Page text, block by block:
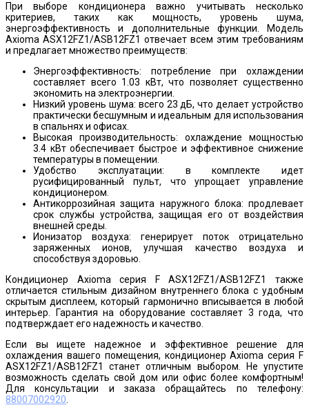
При выборе кондиционера важно учитывать несколько
критериев, таких как мощность, уровень шума,
энергоэффективность и дополнительные функции. Модель
Axioma ASX12FZ1/ASB12FZ1 отвечает всем этим требованиям
и предлагает множество преимуществ:
Энергоэффективность: потребление при охлаждении
составляет всего 1.03 кВт, что позволяет существенно
экономить на электроэнергии.
Низкий уровень шума: всего 23 дБ, что делает устройство
практически бесшумным и идеальным для использования
в спальнях и офисах.
Высокая производительность: охлаждение мощностью
3.4 кВт обеспечивает быстрое и эффективное снижение
температуры в помещении.
Удобство эксплуатации: в комплекте идет
русифицированный пульт, что упрощает управление
кондиционером.
Антикоррозийная защита наружного блока: продлевает
срок службы устройства, защищая его от воздействия
внешней среды.
Ионизатор воздуха: генерирует поток отрицательно
заряженных ионов, улучшая качество воздуха и
способствуя здоровью.
Кондиционер Axioma серия F ASX12FZ1/ASB12FZ1 также
отличается стильным дизайном внутреннего блока с удобным
скрытым дисплеем, который гармонично вписывается в любой
интерьер. Гарантия на оборудование составляет 3 года, что
подтверждает его надежность и качество.
Если вы ищете надежное и эффективное решение для
охлаждения вашего помещения, кондиционер Axioma серия F
ASX12FZ1/ASB12FZ1 станет отличным выбором. Не упустите
возможность сделать свой дом или офис более комфортным!
Для консультации и заказа обращайтесь по телефону:
88007002920.